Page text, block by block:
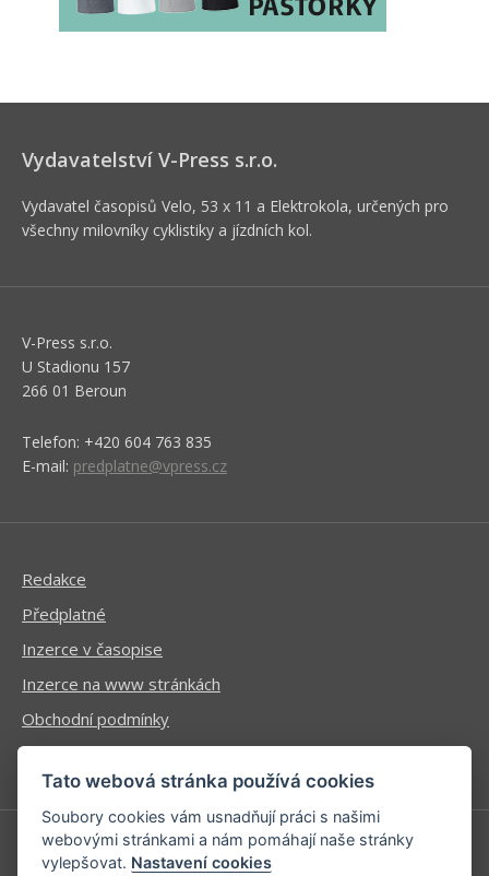
Vydavatelství V-Press s.r.o.
Vydavatel časopisů Velo, 53 x 11 a Elektrokola, určených pro
všechny milovníky cyklistiky a jízdních kol.
V-Press s.r.o.
U Stadionu 157
266 01 Beroun
Telefon: +420 604 763 835
E-mail: predplatne@vpress.cz
Redakce
Předplatné
Inzerce v časopise
Inzerce na www stránkách
Obchodní podmínky
Ochrana osobních údajů
Příhlášení | Registrace
Tato webová stránka používá cookies
Soubory cookies vám usnadňují práci s našimi
webovými stránkami a nám pomáhají naše stránky
vylepšovat. Nastavení cookies